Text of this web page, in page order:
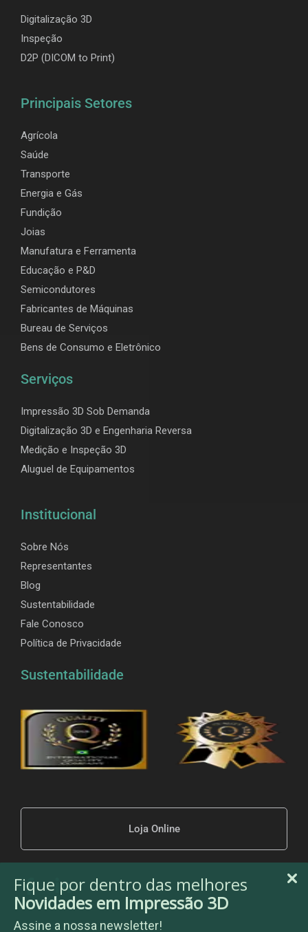
Fique por dentro das melhores
Novidades em Impressão 3D
Assine a nossa newsletter!
Digitalização 3D
Inspeção
D2P (DICOM to Print)
Principais Setores
Agrícola
Saúde
Transporte
Energia e Gás
Fundição
Joias
Manufatura e Ferramenta
Educação e P&D
Semicondutores
Fabricantes de Máquinas
Bureau de Serviços
Bens de Consumo e Eletrônico
Serviços
Impressão 3D Sob Demanda
Digitalização 3D e Engenharia Reversa
Medição e Inspeção 3D
Aluguel de Equipamentos
Institucional
Sobre Nós
Representantes
Blog
Sustentabilidade
Fale Conosco
Política de Privacidade
Sustentabilidade
Loja Online